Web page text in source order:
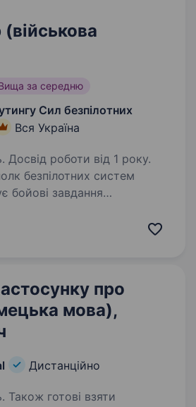
за середню
Сил безпілотних
Вся Україна
Досвід роботи від 1 року.
безпілотних систем
бойові завдання
на базі батальйону
про
мова),
Дистанційно
Також готові взяти